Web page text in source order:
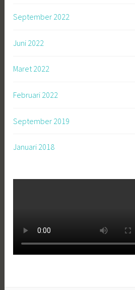
September 2022
Juni 2022
Maret 2022
Februari 2022
September 2019
Januari 2018